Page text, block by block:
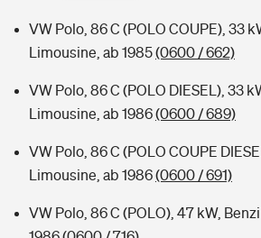
VW Polo, 86 C (POLO COUPE), 33
Limousine, ab 1985(0600 / 662)
VW Polo, 86 C (POLO DIESEL), 33
Limousine, ab 1986(0600 / 689)
VW Polo, 86 C (POLO COUPE
Limousine, ab 1986(0600 / 691)
VW Polo, 86 C (POLO), 47 kW,